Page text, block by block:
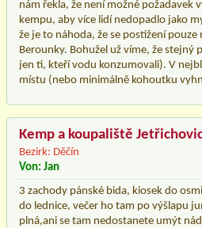
nám řekla, že není možné požadavek
kempu, aby více lidí nedopadlo jako
že je to náhoda, že se postižení pouze
Berounky. Bohužel už víme, že stejný
jen ti, kteří vodu konzumovali). V
místu (nebo minimálně kohoutku
Kemp a koupaliště
Bezirk: Děčín
Von: Jan
3 zachody pánské bida, kiosek do
do lednice, večer ho tam po výšlapu
plná,ani se tam nedostanete umýt